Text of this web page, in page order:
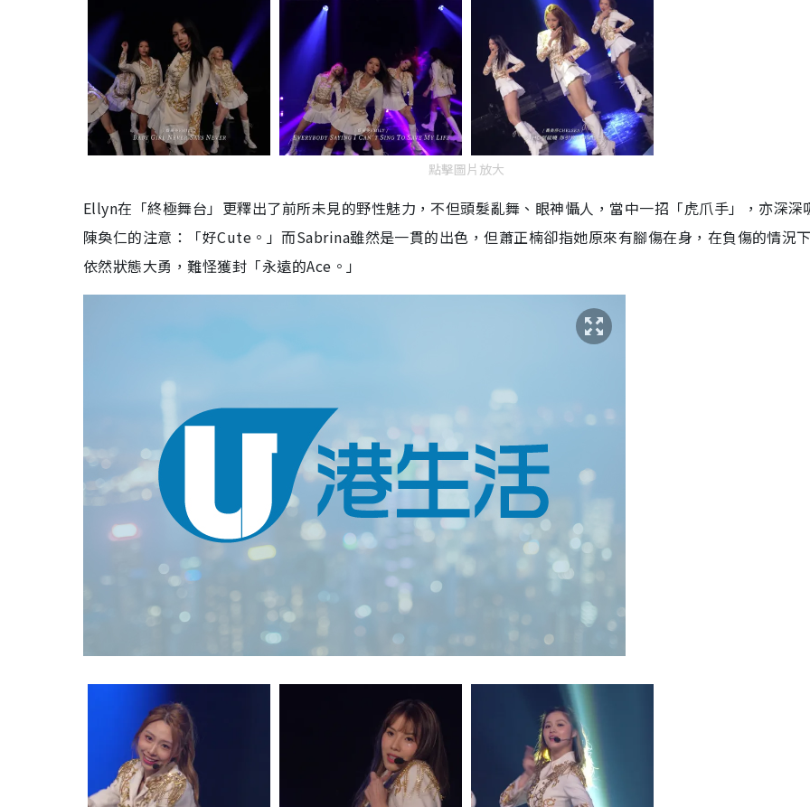
點擊圖片放大
Ellyn在「終極舞台」更釋出了前所未見的野性魅力，不但頭髮亂舞、眼神懾人，當中一招「虎爪手」，亦深深
陳奐仁的注意：「好Cute。」而Sabrina雖然是一貫的出色，但蕭正楠卻指她原來有腳傷在身，在負傷的情況
依然狀態大勇，難怪獲封「永遠的Ace。」